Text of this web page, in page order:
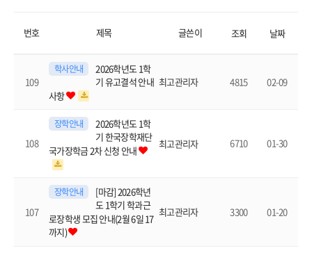
번호 제목 글쓴이 조회 날짜
109
학사안내
2026학년도 1학
기 유고결석 안내
사항
최고관리자 4815 02-09
108
장학안내
2026학년도 1학
기 한국장학재단
국가장학금 2차 신청 안내
최고관리자 6710 01-30
107
장학안내
[마감] 2026학년
도 1학기 학과근
로장학생 모집 안내(2월 6일 17
까지)
최고관리자 3300 01-20